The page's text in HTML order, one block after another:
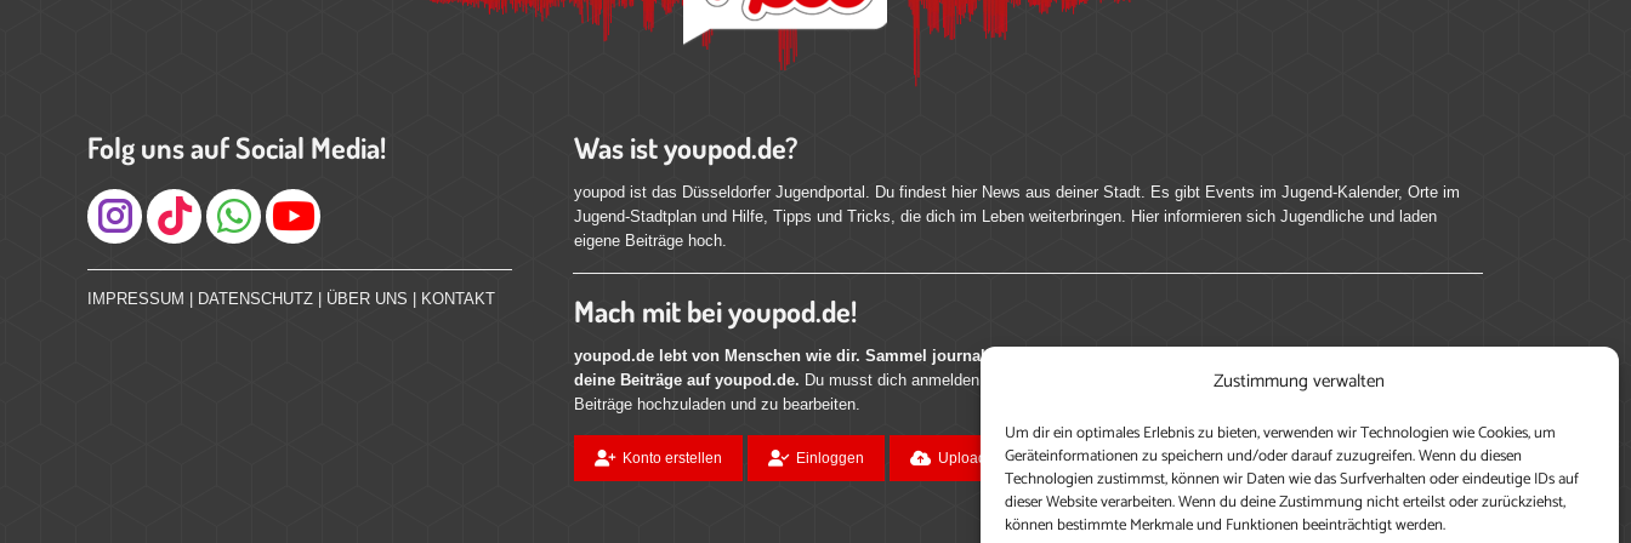
Zustimmung verwalten
Um dir ein optimales Erlebnis zu bieten, verwenden wir Technologien wie Cookies, um
Geräteinformationen zu speichern und/oder darauf zuzugreifen. Wenn du diesen
Technologien zustimmst, können wir Daten wie das Surfverhalten oder eindeutige IDs auf
dieser Website verarbeiten. Wenn du deine Zustimmung nicht erteilst oder zurückziehst,
können bestimmte Merkmale und Funktionen beeinträchtigt werden.
Folg uns auf Social Media!
Instagram
IMPRESSUM | DATENSCHUTZ | ÜBER UNS | KONTAKT
Was ist youpod.de?
youpod ist das Düsseldorfer Jugendportal. Du findest hier News aus deiner Stadt. Es gibt Events im Jugend-Kalender, Orte im
Jugend-Stadtplan und Hilfe, Tipps und Tricks, die dich im Leben weiterbringen. Hier informieren sich Jugendliche und laden
eigene Beiträge hoch.
Mach mit bei youpod.de!
youpod.de lebt von Menschen wie dir. Sammel journalistische Erfahrung, teile deine Perspektive und veröffentliche
deine Beiträge auf youpod.de. Du musst dich anmelden, um alle Funktionen nutzen zu können, ein Profil anzulegen, eigene
Beiträge hochzuladen und zu bearbeiten.
Konto erstellen Einloggen Upload ohne Login